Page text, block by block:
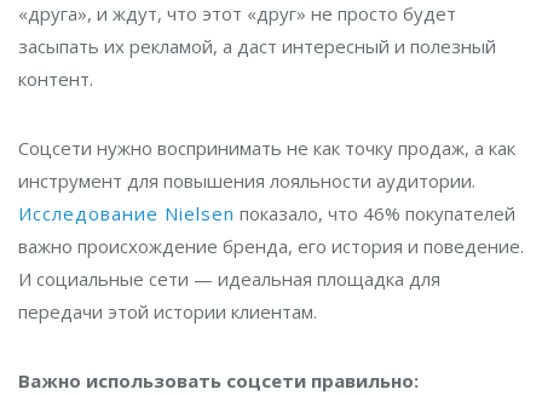
«друга», и ждут, что этот «друг» не просто будет
засыпать их рекламой, а даст интересный и полезный
контент.
Соцсети нужно воспринимать не как точку продаж, а как
инструмент для повышения лояльности аудитории.
Исследование Nielsen показало, что 46% покупателей
важно происхождение бренда, его история и поведение.
И социальные сети — идеальная площадка для
передачи этой истории клиентам.
Важно использовать соцсети правильно: